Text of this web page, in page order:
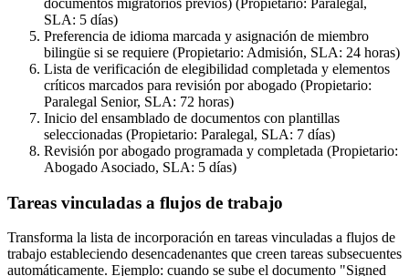
SLA: 5 días)
Preferencia de idioma marcada y asignación de miembro
bilingüe si se requiere (Propietario: Admisión, SLA: 24 horas)
Lista de verificación de elegibilidad completada y elementos
críticos marcados para revisión por abogado (Propietario:
Paralegal Senior, SLA: 72 horas)
Inicio del ensamblado de documentos con plantillas
seleccionadas (Propietario: Paralegal, SLA: 7 días)
Revisión por abogado programada y completada (Propietario:
Abogado Asociado, SLA: 5 días)
Tareas vinculadas a flujos de trabajo
Transforma la lista de incorporación en tareas vinculadas a flujos de
trabajo estableciendo desencadenantes que creen tareas subsecuentes
automáticamente. Ejemplo: cuando se sube el documento "Signed